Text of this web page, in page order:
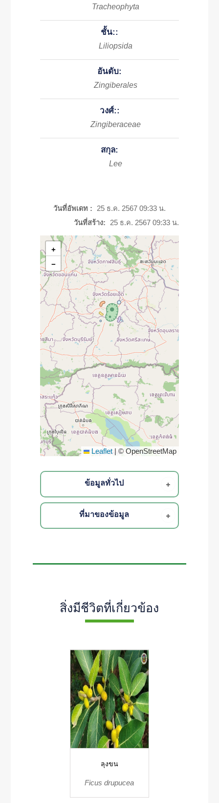
Tracheophyta
ชั้น::
Liliopsida
อันดับ:
Zingiberales
วงศ์::
Zingiberaceae
สกุล:
Lee
วันที่อัพเดท :
25 ธ.ค. 2567 09:33 น.
วันที่สร้าง:
25 ธ.ค. 2567 09:33 น.
+
−
Leaflet | © OpenStreetMap
ข้อมูลทั่วไป
ที่มาของข้อมูล
สิ่งมีชีวิตที่เกี่ยวข้อง
ลุงขน
Ficus drupucea